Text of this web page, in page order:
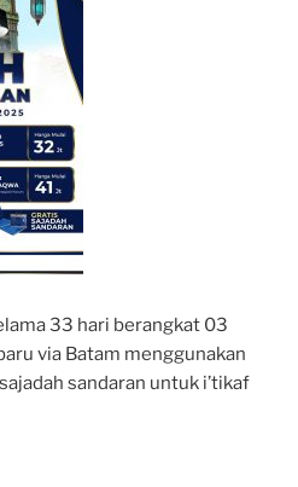
33 hari berangkat 03
via Batam menggunakan
sandaran untuk i’tikaf